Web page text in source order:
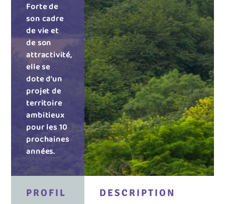
Forte de
son cadre
de vie et
de son
attractivité,
elle se
dote d'un
projet de
territoire
ambitieux
pour les 10
prochaines
années.
PROFIL DESCRIPTION